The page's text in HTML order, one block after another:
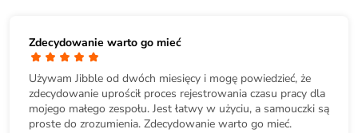
Zdecydowanie warto go mieć
Używam Jibble od dwóch miesięcy i mogę powiedzieć, że
zdecydowanie uprościł proces rejestrowania czasu pracy dla
mojego małego zespołu. Jest łatwy w użyciu, a samouczki są
proste do zrozumienia. Zdecydowanie warto go mieć.